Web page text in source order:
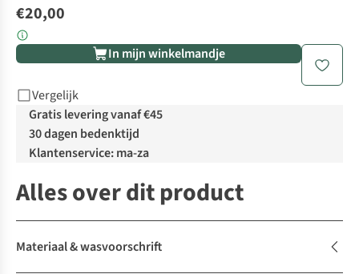
€20,00
In mijn winkelmandje
Vergelijk
Gratis levering vanaf €45
30 dagen bedenktijd
Klantenservice: ma-za
Alles over dit product
Materiaal & wasvoorschrift